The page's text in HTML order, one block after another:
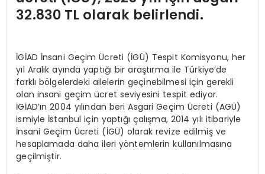
32.830 TL olarak belirlendi.
İGİAD İnsani Geçim Ücreti (İGÜ) Tespit Komisyonu, her
yıl Aralık ayında yaptığı bir araştırma ile Türkiye’de
farklı bölgelerdeki ailelerin geçinebilmesi için gerekli
olan insani geçim ücret seviyesini tespit ediyor.
İGİAD’ın 2004 yılından beri Asgari Geçim Ücreti (AGÜ)
ismiyle İstanbul için yaptığı çalışma, 2014 yılı itibariyle
İnsani Geçim Ücreti (İGÜ) olarak revize edilmiş ve
hesaplamada daha ileri yöntemlerin kullanılmasına
geçilmiştir.